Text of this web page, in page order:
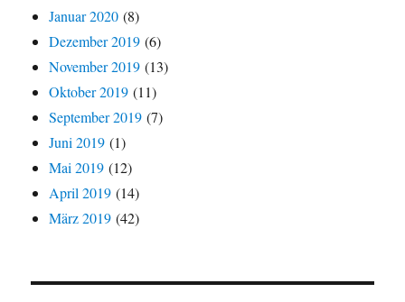
Januar 2020 (8)
Dezember 2019 (6)
November 2019 (13)
Oktober 2019 (11)
September 2019 (7)
Juni 2019 (1)
Mai 2019 (12)
April 2019 (14)
März 2019 (42)